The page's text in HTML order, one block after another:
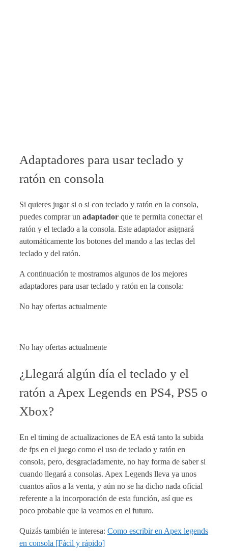
Adaptadores para usar teclado y
ratón en consola
Si quieres jugar si o si con teclado y ratón en la consola,
puedes comprar un adaptador que te permita conectar el
ratón y el teclado a la consola. Este adaptador asignará
automáticamente los botones del mando a las teclas del
teclado y del ratón.
A continuación te mostramos algunos de los mejores
adaptadores para usar teclado y ratón en la consola:
No hay ofertas actualmente
No hay ofertas actualmente
¿Llegará algún día el teclado y el
ratón a Apex Legends en PS4, PS5 o
Xbox?
En el timing de actualizaciones de EA está tanto la subida
de fps en el juego como el uso de teclado y ratón en
consola, pero, desgraciadamente, no hay forma de saber si
cuando llegará a consolas. Apex Legends lleva ya unos
cuantos años a la venta, y aún no se ha dicho nada oficial
referente a la incorporación de esta función, así que es
poco probable que la veamos en el futuro.
Quizás también te interesa: Como escribir en Apex legends
en consola [Fácil y rápido]